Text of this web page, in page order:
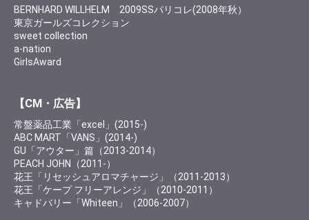
BERNHARD WILLHELM 2009SSパリコレ(2008年秋）
東京ガールズコレクション
sweet collection
a-nation
GirlsAward
【CM・広告】
常盤薬品工業「excel」(2015-)
ABC MART「VANS」(2014-)
GU「アウター」篇（2013-2014）
PEACH JOHN（2011‐）
花王「リセッシュアロマチャージ」（2011-2013）
花王「ケープ フリーアレンジ」（2010-2011）
キャドバリー「Whiteen」（2006-2007）